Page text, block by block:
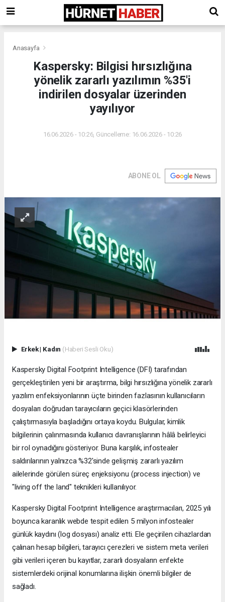
Anasayfa
Kaspersky: Bilgisi hırsızlığına
yönelik zararlı yazılımın %35'i
indirilen dosyalar üzerinden
yayılıyor
16.06.2026 - 10:26, Güncelleme: 16.06.2026 - 10:26
ABONE OL
Erkek| Kadın (Haberi Sesli Oku)
Kaspersky Digital Footprint Intelligence (DFI) tarafından
gerçekleştirilen yeni bir araştırma, bilgi hırsızlığına yönelik zararlı
yazılım enfeksiyonlarının üçte birinden fazlasının kullanıcıların
dosyaları doğrudan tarayıcıların geçici klasörlerinden
çalıştırmasıyla başladığını ortaya koydu. Bulgular, kimlik
bilgilerinin çalınmasında kullanıcı davranışlarının hâlâ belirleyici
bir rol oynadığını gösteriyor. Buna karşılık, infostealer
saldırılarının yalnızca %32'sinde gelişmiş zararlı yazılım
ailelerinde görülen süreç enjeksiyonu (process injection) ve
"living off the land" teknikleri kullanılıyor.
Kaspersky Digital Footprint Intelligence araştırmacıları, 2025 yılı
boyunca karanlık webde tespit edilen 5 milyon infostealer
günlük kaydını (log dosyası) analiz etti. Ele geçirilen cihazlardan
çalınan hesap bilgileri, tarayıcı çerezleri ve sistem meta verileri
gibi verileri içeren bu kayıtlar, zararlı dosyaların enfekte
sistemlerdeki orijinal konumlarına ilişkin önemli bilgiler de
sağladı.